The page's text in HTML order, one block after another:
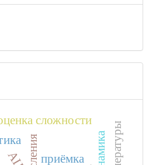
сложности
приёмка